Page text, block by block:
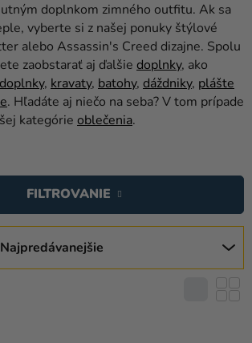
doplnkom zimného outfitu. Ak sa
vyberte si z našej ponuky štýlové
alebo Assassin's Creed dizajne. Spolu
zaobstarať aj ďalšie doplnky, ako
, kravaty, batohy, dáždniky, plášte
. Hľadáte aj niečo na seba? V tom prípade
kategórie oblečenia.
Najpredávanejšie
FILTROVANIE